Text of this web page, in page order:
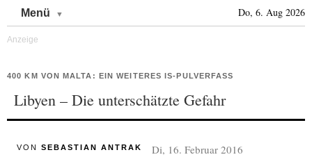
Menü Do, 6. Aug 2026
400 KM VON MALTA: EIN WEITERES IS-PULVERFASS
Libyen – Die unterschätzte Gefahr
VON SEBASTIAN ANTRAK Di, 16. Februar 2016